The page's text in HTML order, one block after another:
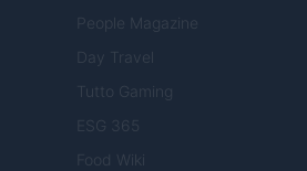
People Magazine
Day Travel
Tutto Gaming
ESG 365
Food Wiki